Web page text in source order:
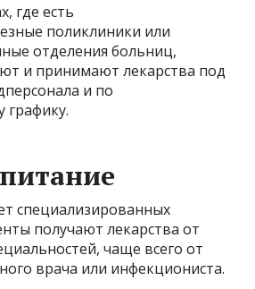
где есть
поликлиники или
отделения больниц,
и принимают лекарства под
и по
графику.
специализированных
получают лекарства от
чаще всего от
врача или инфекциониста.